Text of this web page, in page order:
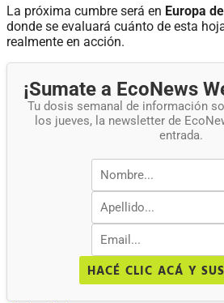
La próxima cumbre será en Europa
donde se evaluará cuánto de esta
realmente en acción.
¡Sumate a EcoNews
Tu dosis semanal de información
los jueves, la newsletter de
entrada.
HACÉ CLIC ACÁ Y